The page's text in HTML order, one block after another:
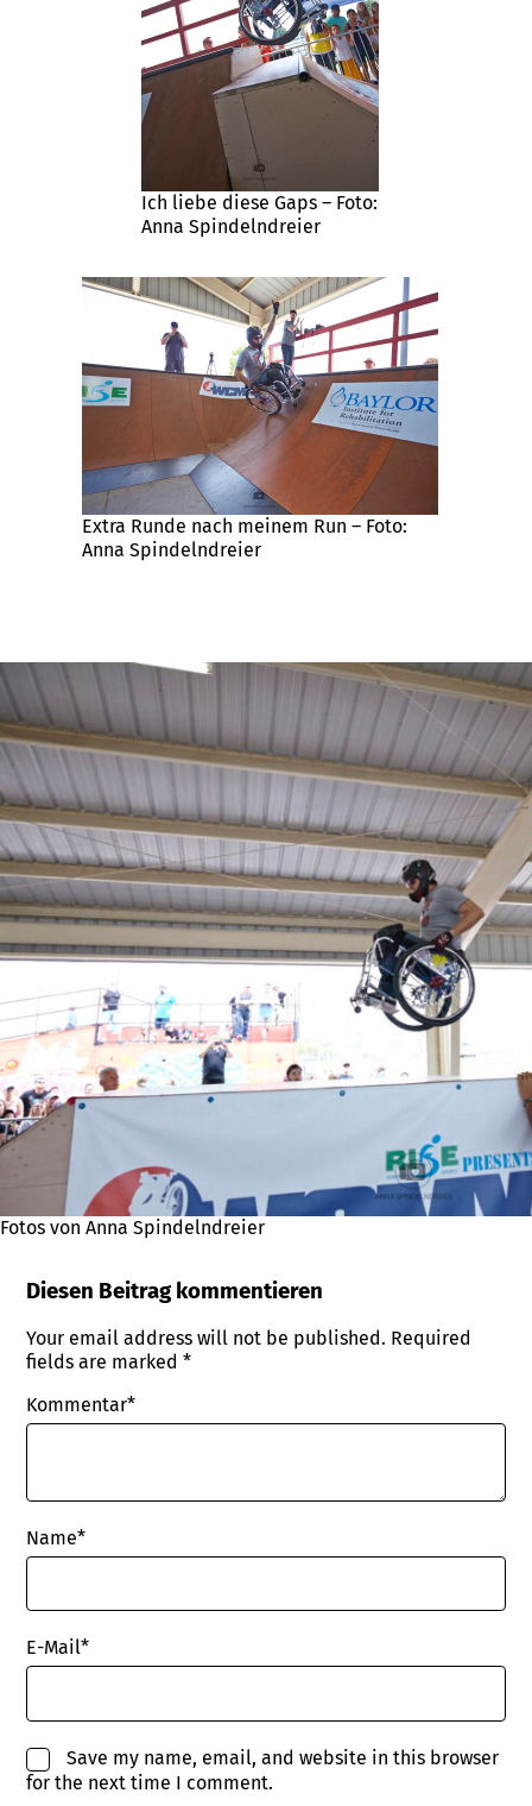
Ich liebe diese Gaps – Foto:
Anna Spindelndreier
Extra Runde nach meinem Run – Foto:
Anna Spindelndreier
Fotos von Anna Spindelndreier
Diesen Beitrag kommentieren
Your email address will not be published. Required
fields are marked*
Kommentar*
Name*
E-Mail*
Save my name, email, and website in this browser
for the next time I comment.